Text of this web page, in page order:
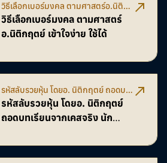
วิธีเลือกเบอร์มงคล ตามศาสตร์อ.นิติ
กฤตย์ เข้าใจง่าย ใช้ได้
วิธีเลือกเบอร์มงคล ตามศาสตร์
อ.นิติกฤตย์ เข้าใจง่าย ใช้ได้
รหัสลับรวยหุ้น โดยอ. นิติกฤตย์ ถอดบท
เรียนจากเคสจริง นักลงทุน-โบรกเกอร์
พลิกพอร์ตด้วยเลขมงคล
รหัสลับรวยหุ้น โดยอ. นิติกฤตย์
ถอดบทเรียนจากเคสจริง นัก
เลขมงคล